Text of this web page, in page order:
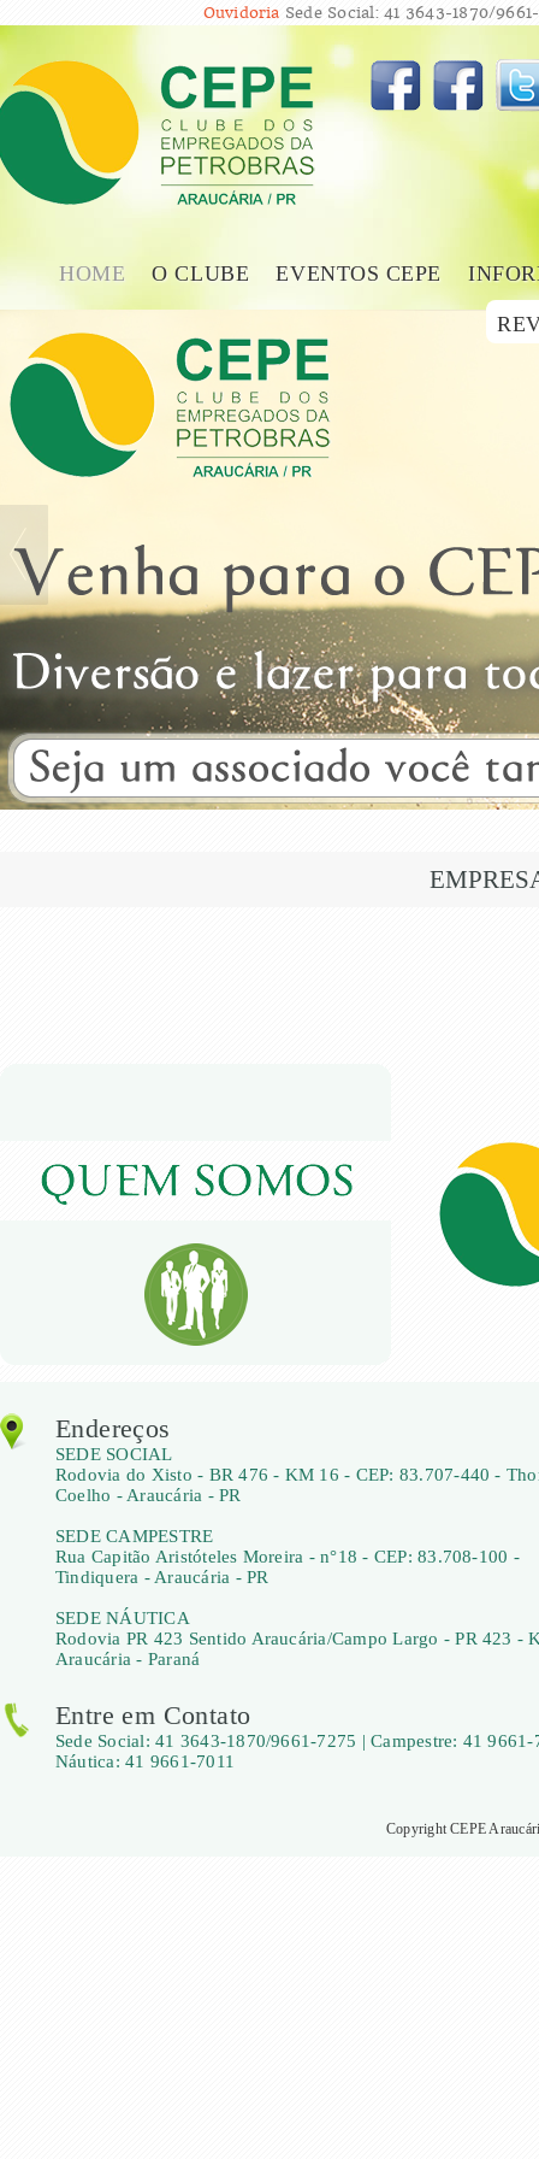
Ouvidoria Sede Social: 41 3643-1870/
HOME O CLUBE EVENTOS CEPE
Endereços
SEDE SOCIAL
Rodovia do Xisto - BR 476 - KM 16 - CEP: 83.707-440 -
Coelho - Araucária - PR
SEDE CAMPESTRE
Rua Capitão Aristóteles Moreira - n°18 - CEP: 83.708-100 -
Tindiquera - Araucária - PR
SEDE NÁUTICA
Rodovia PR 423 Sentido Araucária/Campo Largo - PR 423 -
Araucária - Paraná
Entre em Contato
Sede Social: 41 3643-1870/9661-7275 | Campestre: 41 9661-
Náutica: 41 9661-7011
Copyright CEPE